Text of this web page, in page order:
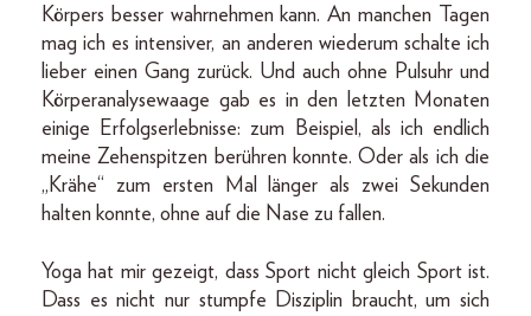
Körpers besser wahrnehmen kann. An manchen Tagen
mag ich es intensiver, an anderen wiederum schalte ich
lieber einen Gang zurück. Und auch ohne Pulsuhr und
Körperanalysewaage gab es in den letzten Monaten
einige Erfolgserlebnisse: zum Beispiel, als ich endlich
meine Zehenspitzen berühren konnte. Oder als ich die
„Krähe“ zum ersten Mal länger als zwei Sekunden
halten konnte, ohne auf die Nase zu fallen.
Yoga hat mir gezeigt, dass Sport nicht gleich Sport ist.
Dass es nicht nur stumpfe Disziplin braucht, um sich